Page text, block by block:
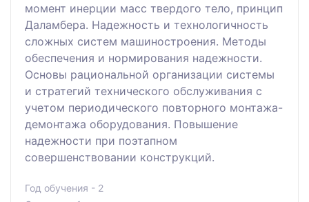
момент инерции масс твердого тело, принцип
Даламбера. Надежность и технологичность
сложных систем машиностроения. Методы
обеспечения и нормирования надежности.
Основы рациональной организации системы
и стратегий технического обслуживания с
учетом периодического повторного монтажа-
демонтажа оборудования. Повышение
надежности при поэтапном
совершенствовании конструкций.
Год обучения - 2